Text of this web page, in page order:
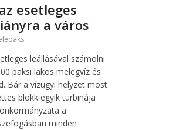
esetleges
a város
leállásával számolni
paksi lakos melegvíz és
Bár a vízügyi helyzet most
blokk egyik turbinája
a
minden